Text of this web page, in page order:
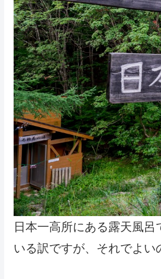
日本一高所にある露天風
いる訳ですが、それでよい